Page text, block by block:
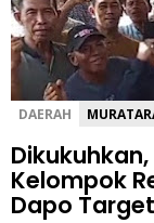
DAERAH
Kelompok
Dapo